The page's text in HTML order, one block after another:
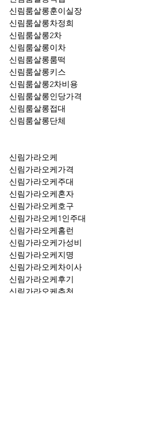
신림룸살롱훈이실장
신림룸살롱차정희
신림룸살롱2차
신림룸살롱이차
신림룸살롱룸떡
신림룸살롱키스
신림룸살롱2차비용
신림룸살롱인당가격
신림룸살롱접대
신림룸살롱단체
신림가라오케
신림가라오케가격
신림가라오케주대
신림가라오케혼자
신림가라오케호구
신림가라오케1인주대
신림가라오케홈런
신림가라오케가성비
신림가라오케지명
신림가라오케차이사
신림가라오케후기
신림가라오케추천